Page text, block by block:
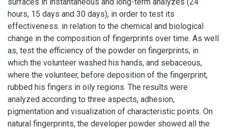
hours, 15 days and 30 days), in order to test its
effectiveness. in relation to the chemical and biological
change in the composition of fingerprints over time. As well
as, test the efficiency of the powder on fingerprints, in
which the volunteer washed his hands, and sebaceous,
where the volunteer, before deposition of the fingerprint,
rubbed his fingers in oily regions. The results were
analyzed according to three aspects, adhesion,
pigmentation and visualization of characteristic points. On
natural fingerprints, the developer powder showed all the